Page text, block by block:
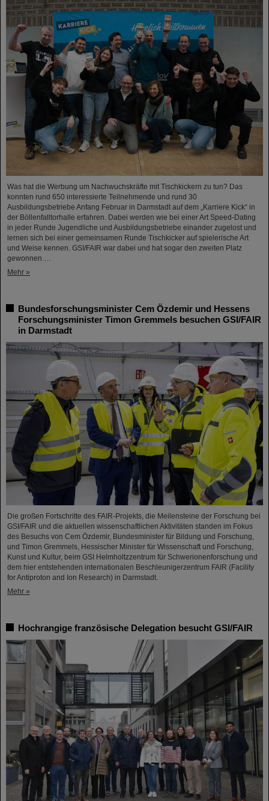
Was hat die Werbung um Nachwuchskräfte mit Tischkickern zu tun? Das
konnten rund 650 interessierte Teilnehmende und rund 30
Ausbildungsbetriebe Anfang Februar in Darmstadt auf dem „Karriere Kick“ in
der Böllenfalltorhalle erfahren. Dabei werden wie bei einer Art Speed-Dating
in jeder Runde Jugendliche und Ausbildungsbetriebe einander zugelost und
lernen sich bei einer gemeinsamen Runde Tischkicker auf spielerische Art
und Weise kennen. GSI/FAIR war dabei und hat sogar den zweiten Platz
gewonnen.…
Mehr »
Bundesforschungsminister Cem Özdemir und Hessens
Forschungsminister Timon Gremmels besuchen GSI/FAIR
in Darmstadt
Die großen Fortschritte des FAIR-Projekts, die Meilensteine der Forschung bei
GSI/FAIR und die aktuellen wissenschaftlichen Aktivitäten standen im Fokus
des Besuchs von Cem Özdemir, Bundesminister für Bildung und Forschung,
und Timon Gremmels, Hessischer Minister für Wissenschaft und Forschung,
Kunst und Kultur, beim GSI Helmholtzzentrum für Schwerionenforschung und
dem hier entstehenden internationalen Beschleunigerzentrum FAIR (Facility
for Antiproton and Ion Research) in Darmstadt.
Mehr »
Hochrangige französische Delegation besucht GSI/FAIR